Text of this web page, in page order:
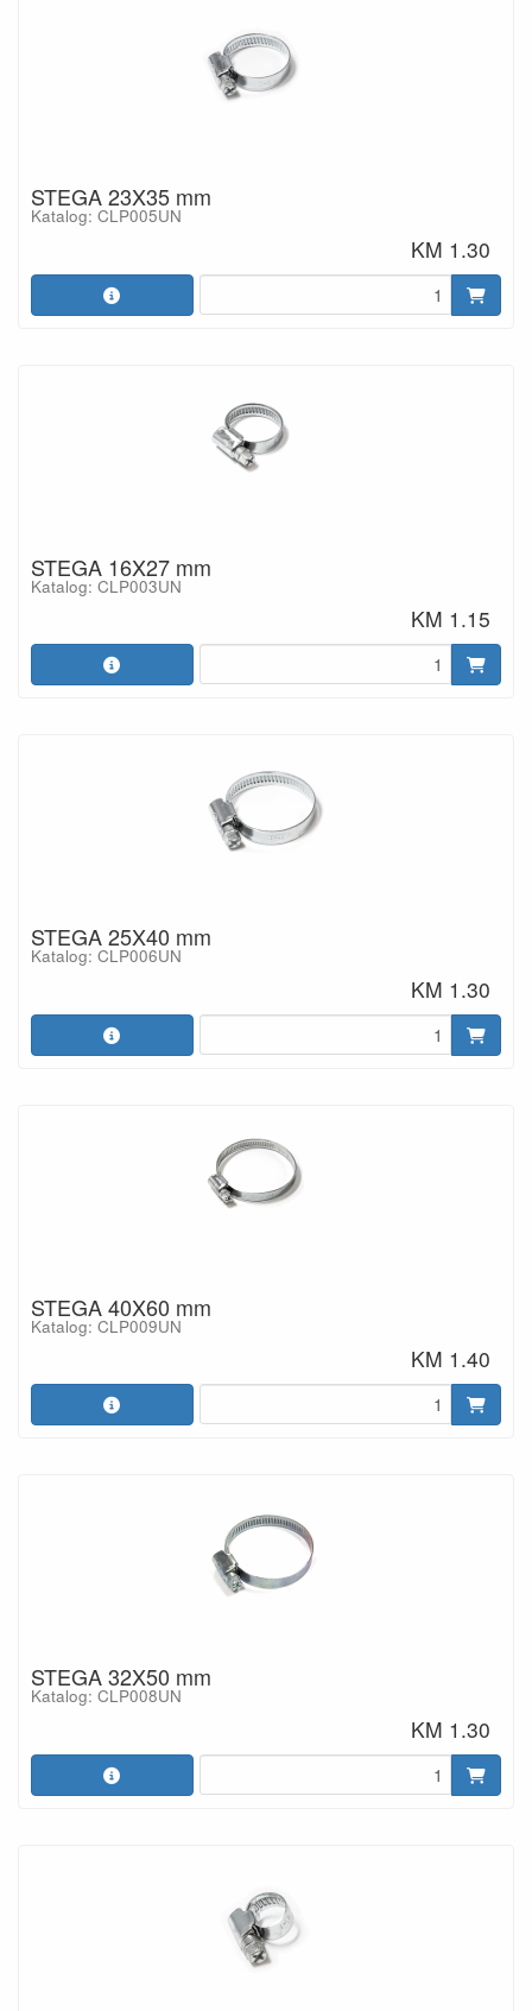
STEGA 23X35 mm
Katalog: CLP005UN
KM 1.30
STEGA 16X27 mm
Katalog: CLP003UN
KM 1.15
STEGA 25X40 mm
Katalog: CLP006UN
KM 1.30
STEGA 40X60 mm
Katalog: CLP009UN
KM 1.40
STEGA 32X50 mm
Katalog: CLP008UN
KM 1.30